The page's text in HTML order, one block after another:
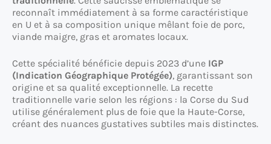
reconnaît immédiatement à sa forme caractéristique
en U et à sa composition unique mêlant foie de porc,
viande maigre, gras et aromates locaux.
Cette spécialité bénéficie depuis 2023 d’une IGP
(Indication Géographique Protégée), garantissant son
origine et sa qualité exceptionnelle. La recette
traditionnelle varie selon les régions : la Corse du Sud
utilise généralement plus de foie que la Haute-Corse,
créant des nuances gustatives subtiles mais distinctes.